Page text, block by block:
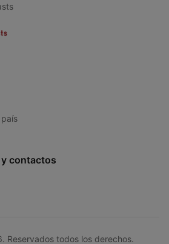
contactos
Reservados todos los derechos.